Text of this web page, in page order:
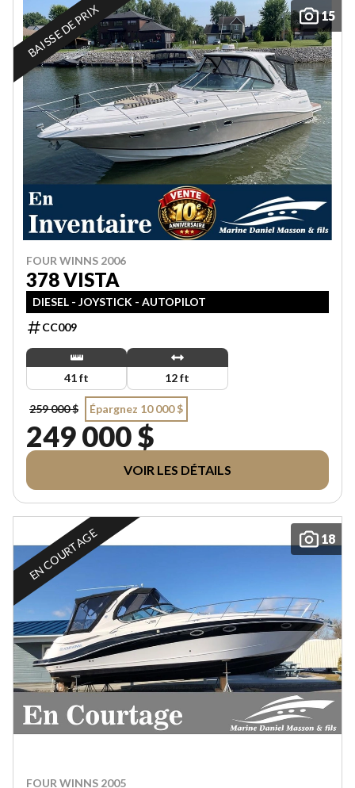
15
BAISSE DE PRIX
FOUR WINNS 2006
378 VISTA
DIESEL - JOYSTICK - AUTOPILOT
CC009
41 ft 12 ft
259 000 $ Épargnez 10 000 $
249 000 $
VOIR LES DÉTAILS
18
EN COURTAGE
FOUR WINNS 2005